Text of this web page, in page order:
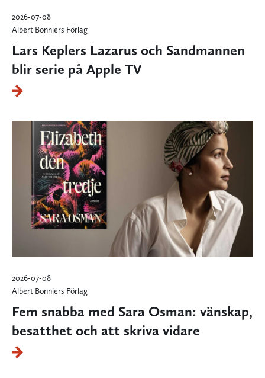
2026-07-08
Albert Bonniers Förlag
Lars Keplers Lazarus och Sandmannen
blir serie på Apple TV
2026-07-08
Albert Bonniers Förlag
Fem snabba med Sara Osman: vänskap,
besatthet och att skriva vidare